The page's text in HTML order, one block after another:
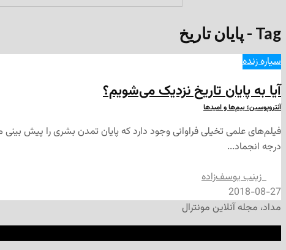
Tag - پایان تاریخ
سیاره زنده
آیا به پایان تاریخ نزدیک می­‌شویم؟
آنتروپوسین؛ بیم‌ها و امیدها
فیلم‌های علمی تخیلی فراوانی وجود دارد که پایان تمدن بشری را پیش
درجه انجماد...
‌ زینب یوسف‌زاده
2018-08-27
مداد، مجله آنلاین مونترال